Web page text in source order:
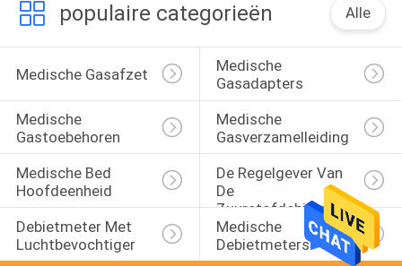
populaire categorieën Alle
Medische Gasafzet
Medische
Gasadapters
Medische
Gastoebehoren
Medische
Gasverzamelleiding
Medische Bed
Hoofdeenheid
De Regelgever Van
De
Zuurstofdebietmeter
Met
Luchtbevochtiger
Debietmeter Met
Luchtbevochtiger
Medische
Debietmeters